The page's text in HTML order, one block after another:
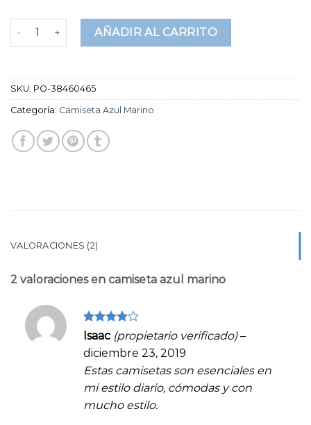
camiseta azul marino cantidad
AÑADIR AL CARRITO
SKU: PO-38460465
Categoría: Camiseta Azul Marino
VALORACIONES (2)
2 valoraciones en camiseta azul marino
Valorado
de
5
Isaac (propietario verificado) –
diciembre 23, 2019
Estas camisetas son esenciales en
mi estilo diario, cómodas y con
mucho estilo.